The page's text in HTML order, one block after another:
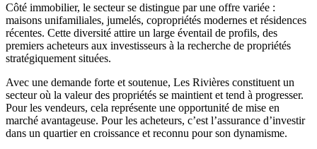
Côté immobilier, le secteur se distingue par une offre variée :
maisons unifamiliales, jumelés, copropriétés modernes et résidences
récentes. Cette diversité attire un large éventail de profils, des
premiers acheteurs aux investisseurs à la recherche de propriétés
stratégiquement situées.
Avec une demande forte et soutenue, Les Rivières constituent un
secteur où la valeur des propriétés se maintient et tend à progresser.
Pour les vendeurs, cela représente une opportunité de mise en
marché avantageuse. Pour les acheteurs, c’est l’assurance d’investir
dans un quartier en croissance et reconnu pour son dynamisme.